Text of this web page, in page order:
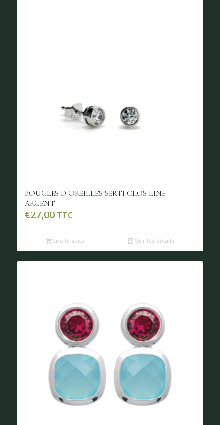
BOUCLES D OREILLES SERTI CLOS LINE
ARGENT
€27,00 TTC
Lire la suite Voir les détails